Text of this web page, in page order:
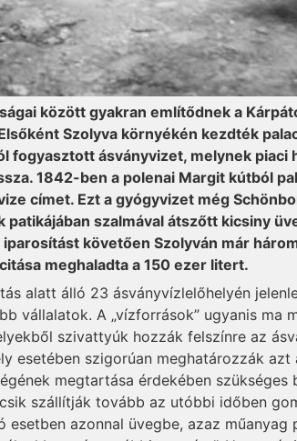
között gyakran em­lí­­­tődnek a
Szolyva környékén kezdték
fogyasztott ásványvizet, melynek piaci
1842-ben a polenai Margit kútból
címet. Ezt a gyógyvizet még
patikájában szalmával átszőtt kicsiny
követően Szoly­­ván már
meghaladta a 150 ezer litert.
alatt álló 23 ás­ványvízlelőhelyén
vállalatok. A „vízforrások” ugyanis ma
szivattyúk hozzák felszínre az
esetében szigorúan meghatározzák
megtartása érdekében szükséges
szállítják tovább az utóbbi időben
esetben azonnal üvegbe, azaz